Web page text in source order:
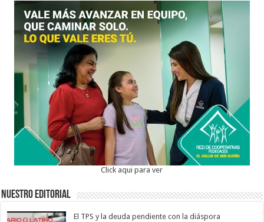
Click aqui para ver
Nuestro Editorial
El TPS y la deuda pendiente con la diáspora